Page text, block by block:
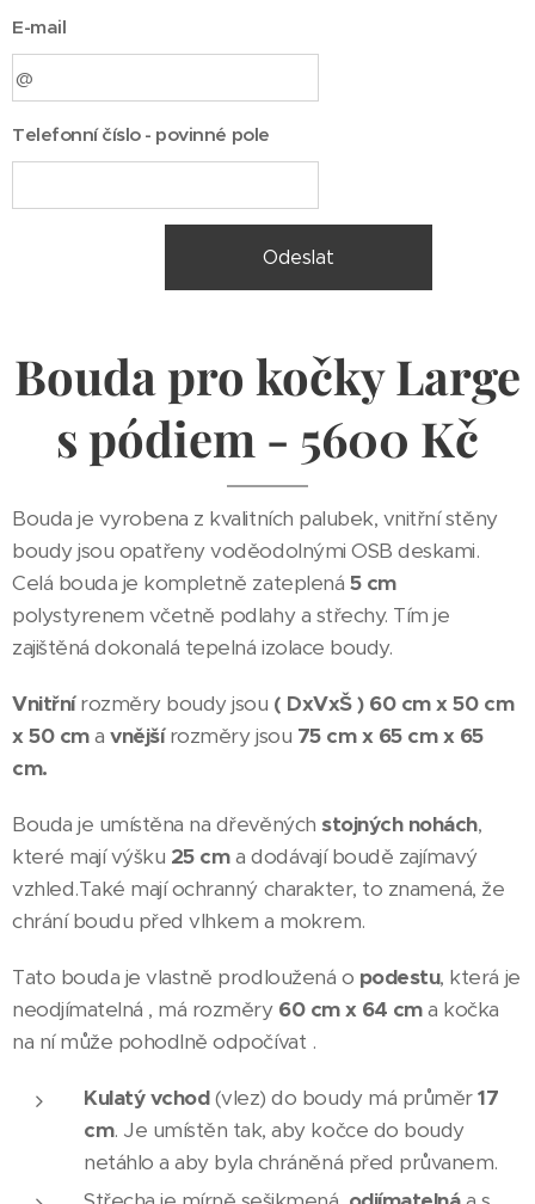
E-mail
Telefonní číslo - povinné pole
Odeslat
Bouda pro kočky Large
s pódiem - 5600 Kč
Bouda je vyrobena z kvalitních palubek, vnitřní stěny
boudy jsou opatřeny voděodolnými OSB deskami.
Celá bouda je kompletně zateplená 5 cm
polystyrenem včetně podlahy a střechy. Tím je
zajištěná dokonalá tepelná izolace boudy.
Vnitřnírozměry boudy jsou ( DxVxŠ ) 60 cm x 50 cm
x 50 cmavnějšírozměry jsou 75 cm x 65 cm x 65
cm.
Bouda je umístěna na dřevěnýchstojných nohách,
které mají výšku 25 cma dodávají boudě zajímavý
vzhled.Také mají ochranný charakter, to znamená, že
chrání boudu před vlhkem a mokrem.
Tato bouda je vlastně prodloužená o podestu, která je
neodjímatelná , má rozměry60 cm x 64 cma kočka
na ní může pohodlně odpočívat .
Kulatý vchod(vlez) do boudy má průměr17
cm. Je umístěn tak, aby kočce do boudy
netáhlo a aby byla chráněná před průvanem.